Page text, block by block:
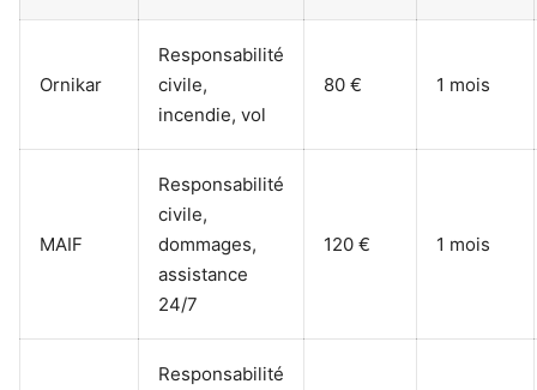
Ornikar
Responsabilité
civile,
incendie, vol
80 € 1 mois
MAIF
Responsabilité
civile,
dommages,
assistance
24/7
120 € 1 mois
Responsabilité